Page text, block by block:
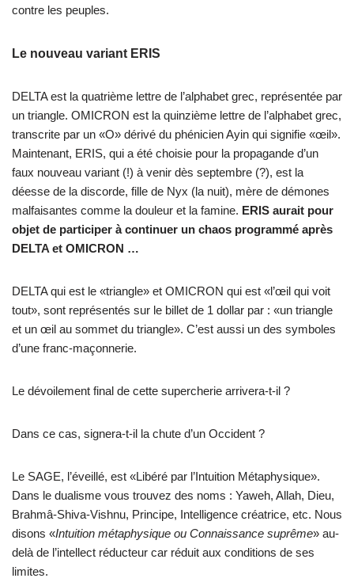
contre les peuples.
Le nouveau variant ERIS
DELTA est la quatrième lettre de l’alphabet grec, représentée par
un triangle. OMICRON est la quinzième lettre de l’alphabet grec,
transcrite par un «O» dérivé du phénicien Ayin qui signifie «œil».
Maintenant, ERIS, qui a été choisie pour la propagande d’un
faux nouveau variant (!) à venir dès septembre (?), est la
déesse de la discorde, fille de Nyx (la nuit), mère de démones
malfaisantes comme la douleur et la famine. ERIS aurait pour
objet de participer à continuer un chaos programmé après
DELTA et OMICRON …
DELTA qui est le «triangle» et OMICRON qui est «l’œil qui voit
tout», sont représentés sur le billet de 1 dollar par : «un triangle
et un œil au sommet du triangle». C’est aussi un des symboles
d’une franc-maçonnerie.
Le dévoilement final de cette supercherie arrivera-t-il ?
Dans ce cas, signera-t-il la chute d’un Occident ?
Le SAGE, l’éveillé, est «Libéré par l’Intuition Métaphysique».
Dans le dualisme vous trouvez des noms : Yaweh, Allah, Dieu,
Brahmâ-Shiva-Vishnu, Principe, Intelligence créatrice, etc. Nous
disons «Intuition métaphysique ou Connaissance suprême» au-
delà de l’intellect réducteur car réduit aux conditions de ses
limites.